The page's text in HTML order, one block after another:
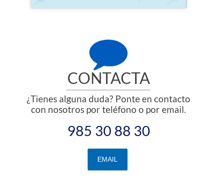
CONTACTA
¿Tienes alguna duda? Ponte en contacto
con nosotros por teléfono o por email.
985 30 88 30
EMAIL